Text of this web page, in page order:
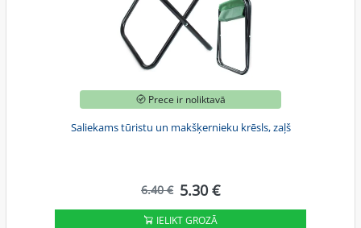
Prece ir noliktavā
Saliekams tūristu un makšķernieku krēsls, zaļš
6.40 € 5.30 €
IELIKT GROZĀ